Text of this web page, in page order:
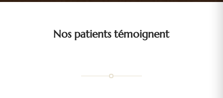
Nos patients témoignent